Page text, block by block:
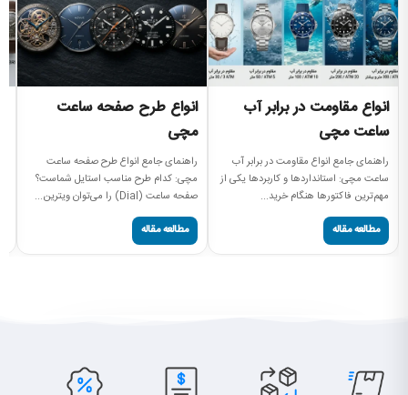
انواع مقاومت در برابر آب
ساعت مچی
راهنمای جامع انواع مقاومت در برابر آب
ساعت مچی: استانداردها و کاربردها یکی از
مهم‌ترین فاکتورها هنگام خرید...
مطالعه مقاله
انواع طرح صفحه ساعت
مچی
راهنمای جامع انواع طرح صفحه ساعت
مچی: کدام طرح مناسب استایل شماست؟
صفحه ساعت (Dial) را می‌توان ویترین...
مطالعه مقاله